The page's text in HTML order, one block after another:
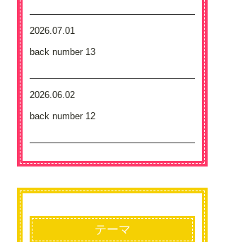
2026.07.01
back number 13
2026.06.02
back number 12
テーマ